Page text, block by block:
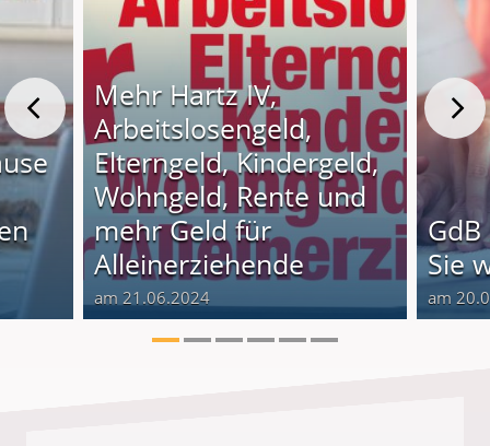
Mehr Hartz IV,
Arbeitslosengeld,
Elterngeld, Kindergeld,
Wohngeld, Rente und
mehr Geld für
Alleinerziehende
am 21.06.2024
Sie
am